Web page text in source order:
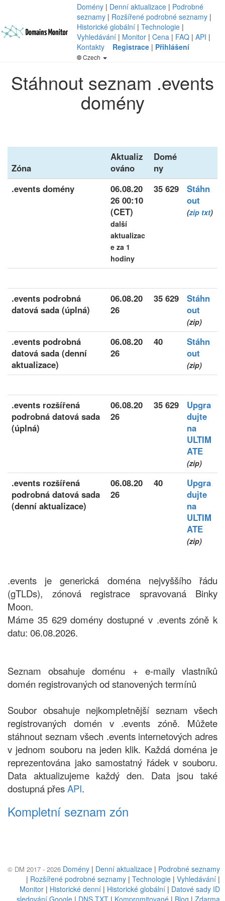
Domény | Denní aktualizace | Podrobné
seznamy | Rozšířené podrobné seznamy |
Historické globální | Technologie |
Vyhledávání | Monitor | Cena | FAQ | API |
Kontakty
Registrace | Přihlášení
Czech
Stáhnout seznam .events
domény
Zóna
Aktualiz
ováno
Domé
ny
.events domény
06.08.20
26 00:10
(CET)
další
aktualizac
e za 1
hodiny
35 629
Stáhn
out
(zip txt)
.events podrobná
datová sada (úplná)
06.08.20
26
35 629
Stáhn
out
(zip)
.events podrobná
datová sada (denní
aktualizace)
06.08.20
26
40
Stáhn
out
(zip)
.events rozšířená
podrobná datová sada
(úplná)
06.08.20
26
35 629
Upgra
dujte
na
ULTIM
ATE
(zip)
.events rozšířená
podrobná datová sada
(denní aktualizace)
06.08.20
26
40
Upgra
dujte
na
ULTIM
ATE
(zip)
.events je generická doména nejvyššího řádu
(gTLDs), zónová registrace spravovaná Binky
Moon.
Máme 35 629 domény dostupné v .events zóně k
datu: 06.08.2026.
Seznam obsahuje doménu + e-maily vlastníků
domén registrovaných od stanovených termínů
Soubor obsahuje nejkompletnější seznam všech
registrovaných domén v .events zóně. Můžete
stáhnout seznam všech .events internetových adres
v jednom souboru na jeden klik. Každá doména je
reprezentována jako samostatný řádek v souboru.
Data aktualizujeme každý den. Data jsou také
dostupná přesAPI.
Kompletní seznam zón
© DM 2017 - 2026 Domény | Denní aktualizace | Podrobné seznamy
| Rozšířené podrobné seznamy | Technologie | Vyhledávání |
Monitor | Historické denní | Historické globální | Datové sady ID
sledování Google | DNS TXT | Kompromitované | Blog | Zdarma